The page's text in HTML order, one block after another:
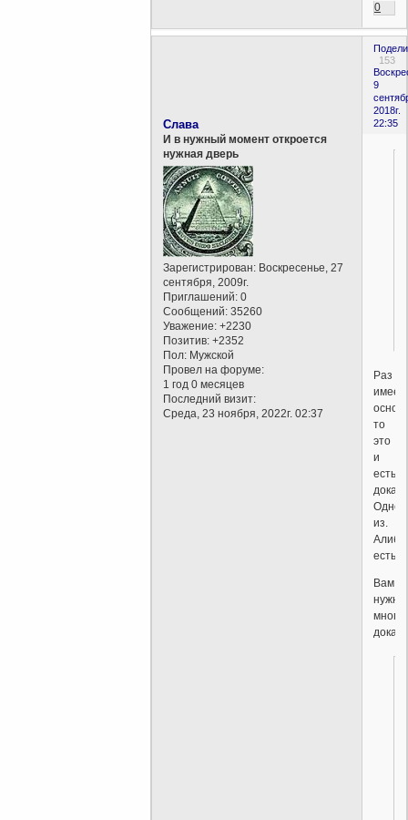
0
153
9
2018г.
22:35
Слава
И в нужный момент откроется
нужная дверь
Зарегистрирован: Воскресенье, 27
сентября, 2009г.
Приглашений: 0
Сообщений: 35260
Уважение: +2230
Позитив: +2352
Пол: Мужской
Провел на форуме:
1 год 0 месяцев
Последний визит:
Среда, 23 ноября, 2022г. 02:37
Раз
то
это
и
есть
Одно
из.
Алиби
есть?
Вам
нужны